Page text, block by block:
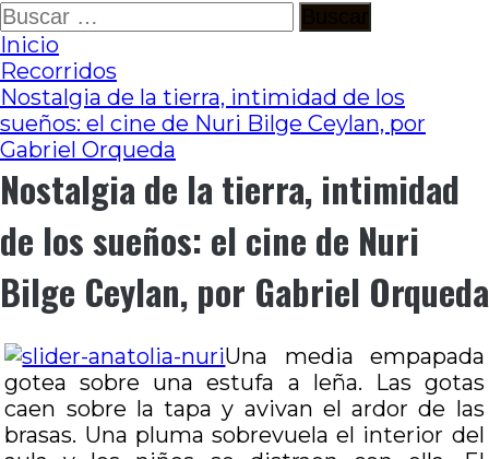
Ir
al
contenido
Buscar:
Inicio
Recorridos
Nostalgia de la tierra, intimidad de los
sueños: el cine de Nuri Bilge Ceylan, por
Gabriel Orqueda
Nostalgia de la tierra, intimidad
de los sueños: el cine de Nuri
Bilge Ceylan, por Gabriel Orqueda
Una media empapada
gotea sobre una estufa a leña. Las gotas
caen sobre la tapa y avivan el ardor de las
brasas. Una pluma sobrevuela el interior del